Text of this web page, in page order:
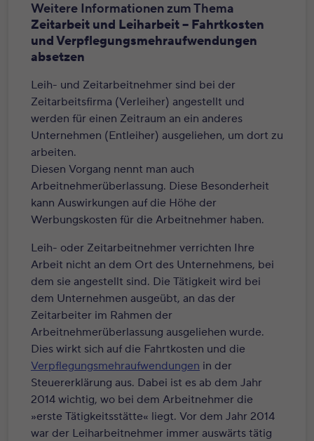
Weitere Informationen zum Thema
Zeitarbeit und Leiharbeit – Fahrtkosten
und Verpflegungsmehraufwendungen
absetzen
Leih- und Zeitarbeitnehmer sind bei der
Zeitarbeitsfirma (Verleiher) angestellt und
werden für einen Zeitraum an ein anderes
Unternehmen (Entleiher) ausgeliehen, um dort zu
arbeiten.
Diesen Vorgang nennt man auch
Arbeitnehmerüberlassung. Diese Besonderheit
kann Auswirkungen auf die Höhe der
Werbungskosten für die Arbeitnehmer haben.
Leih- oder Zeitarbeitnehmer verrichten Ihre
Arbeit nicht an dem Ort des Unternehmens, bei
dem sie angestellt sind. Die Tätigkeit wird bei
dem Unternehmen ausgeübt, an das der
Zeitarbeiter im Rahmen der
Arbeitnehmerüberlassung ausgeliehen wurde.
Dies wirkt sich auf die Fahrtkosten und die
Verpflegungsmehraufwendungen in der
Steuererklärung aus. Dabei ist es ab dem Jahr
2014 wichtig, wo bei dem Arbeitnehmer die
»erste Tätigkeitsstätte« liegt. Vor dem Jahr 2014
war der Leiharbeitnehmer immer auswärts tätig